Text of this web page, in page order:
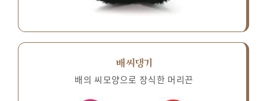
배씨댕기
배의 씨모양으로 장식한 머리끈